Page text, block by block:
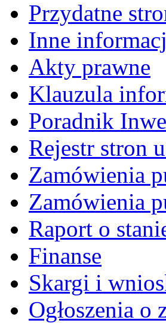
Przydatne
Inne
Akty prawne
Klauzula
Poradnik
Rejestr stron
Zamówienia
Zamówienia
Raport o
Finanse
Skargi i
Ogłoszenia o